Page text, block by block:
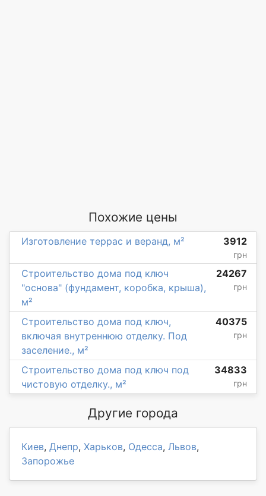
Похожие цены
Изготовление террас и веранд, м² 3912
грн
Строительство дома под ключ
"основа" (фундамент, коробка, крыша),
м²
24267
грн
Строительство дома под ключ,
включая внутреннюю отделку. Под
заселение., м²
40375
грн
Строительство дома под ключ под
чистовую отделку., м²
34833
грн
Другие города
Киев, Днепр, Харьков, Одесса, Львов,
Запорожье